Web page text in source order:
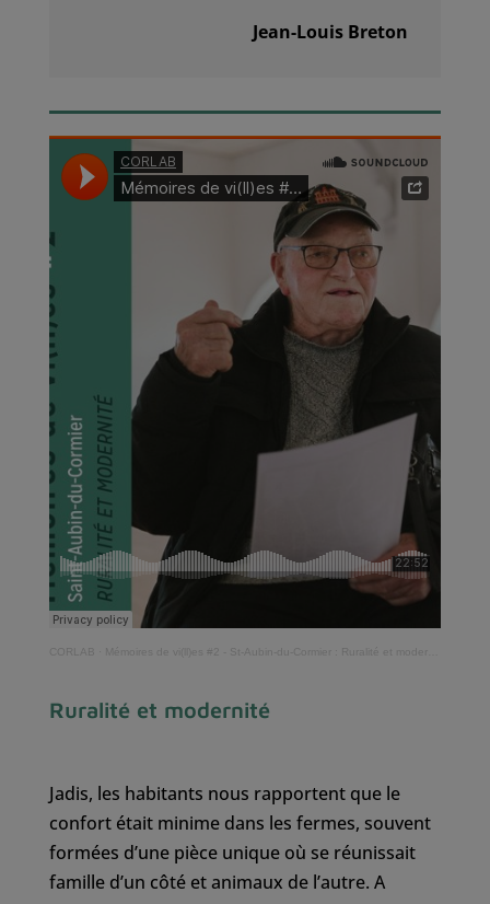
Jean-Louis Breton
CORLAB Mémoires de vi(ll)es #2 - St-Aubin-du-Cormier : Ruralité et modernité
Ruralité et modernité
Jadis, les habitants nous rapportent que le
confort était minime dans les fermes, souvent
formées d’une pièce unique où se réunissait
famille d’un côté et animaux de l’autre. A